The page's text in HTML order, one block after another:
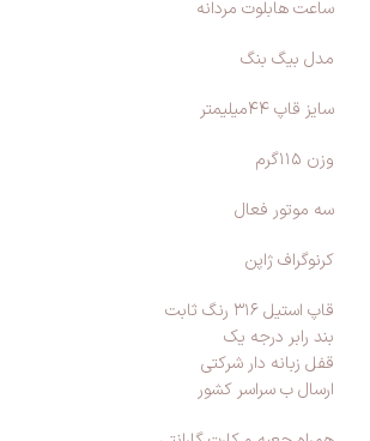
ساعت هابلوت مردانه
مدل بیگ بنگ
سایز قاپ ۴۴میلیمتر
وزن ۱۱۵گرم
سه موتور فعال
کرنوگراف ژاپن
قاپ استیل ۳۱۶ رنگ ثابت
بند رابر درجه یک
قفل زبانه دار شرکتی
ارسال ب سراسر کشور